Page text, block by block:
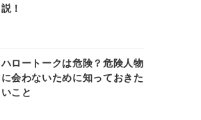
説！
ハロートークは危険？危険人物
に会わないために知っておきた
いこと